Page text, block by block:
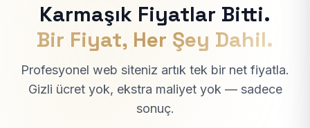
Karmaşık Fiyatlar Bitti.
Bir Fiyat, Her Şey Dahil.
Profesyonel web siteniz artık tek bir net fiyatla.
Gizli ücret yok, ekstra maliyet yok — sadece
sonuç.